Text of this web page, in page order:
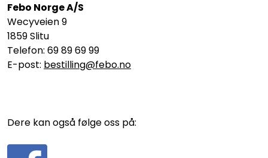
Febo Norge A/S
Wecyveien 9
1859 Slitu
Telefon: 69 89 69 99
E-post: bestilling@febo.no
Dere kan også følge oss på: